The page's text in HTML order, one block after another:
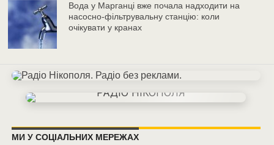
Вода у Марганці вже почала надходити на
насосно-фільтрувальну станцію: коли
очікувати у кранах
МИ У СОЦІАЛЬНИХ МЕРЕЖАХ